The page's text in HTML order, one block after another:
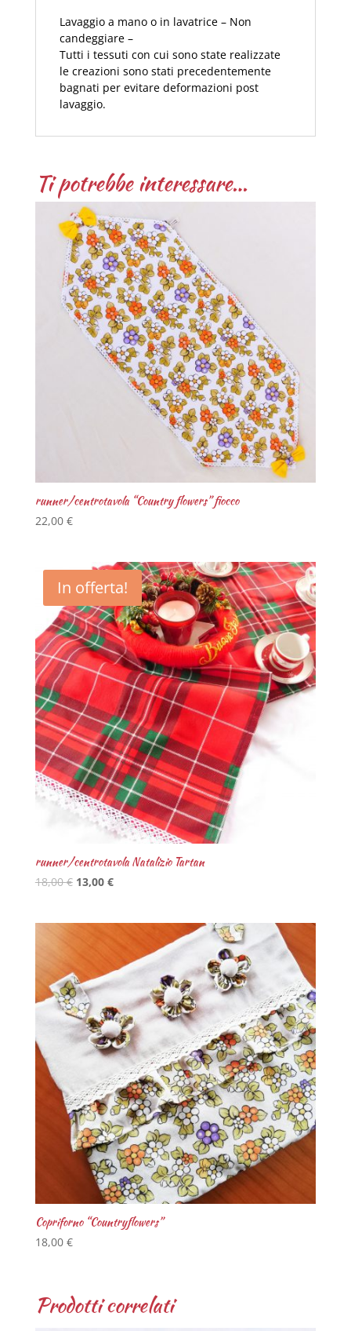
Lavaggio a mano o in lavatrice – Non
candeggiare –
Tutti i tessuti con cui sono state realizzate
le creazioni sono stati precedentemente
bagnati per evitare deformazioni post
lavaggio.
Ti potrebbe interessare…
runner/centrotavola “Country flowers” fiocco
22,00 €
In offerta!
runner/centrotavola Natalizio Tartan
18,00€ 13,00 €
Copriforno “Countryflowers”
18,00 €
Prodotti correlati